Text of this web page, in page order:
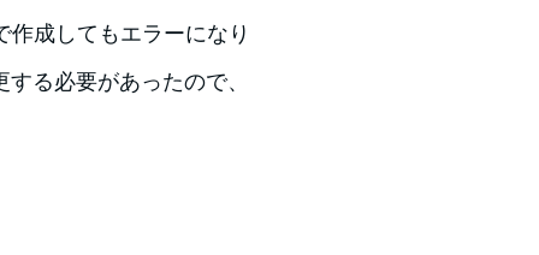
成してもエラーになり
る必要があったので、